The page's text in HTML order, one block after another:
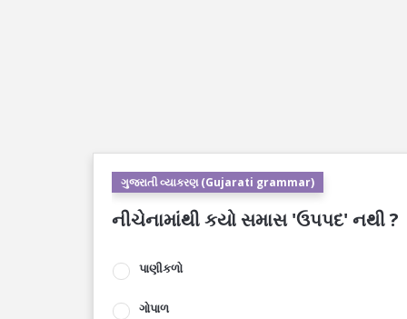
ગુજરાતી વ્યાકરણ (Gujarati grammar)
નીચેનામાંથી કયો સમાસ 'ઉપપદ' નથી ?
પાણીકળો
ગોપાળ